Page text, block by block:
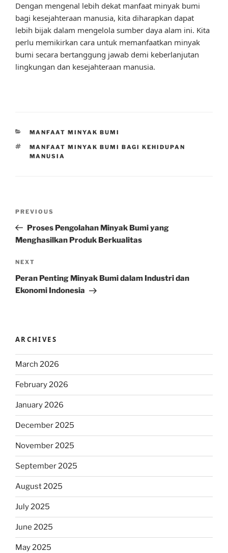
Dengan mengenal lebih dekat manfaat minyak bumi
bagi kesejahteraan manusia, kita diharapkan dapat
lebih bijak dalam mengelola sumber daya alam ini. Kita
perlu memikirkan cara untuk memanfaatkan minyak
bumi secara bertanggung jawab demi keberlanjutan
lingkungan dan kesejahteraan manusia.
CATEGORIES
MANFAAT MINYAK BUMI
TAGS
MANFAAT MINYAK BUMI BAGI KEHIDUPAN
MANUSIA
Previous
Post
PREVIOUS
Proses Pengolahan Minyak Bumi yang
Menghasilkan Produk Berkualitas
Next
Post
NEXT
Peran Penting Minyak Bumi dalam Industri dan
Ekonomi Indonesia
ARCHIVES
March 2026
February 2026
January 2026
December 2025
November 2025
September 2025
August 2025
July 2025
June 2025
May 2025